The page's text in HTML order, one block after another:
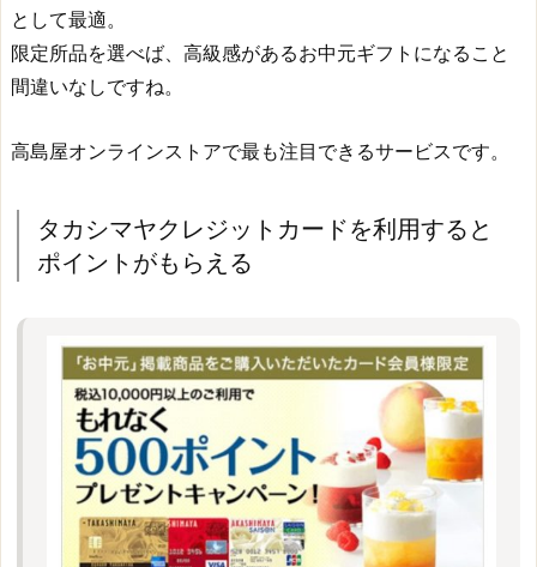
として最適。
限定所品を選べば、高級感があるお中元ギフトになること
間違いなしですね。
高島屋オンラインストアで最も注目できるサービスです。
タカシマヤクレジットカードを利用すると
ポイントがもらえる